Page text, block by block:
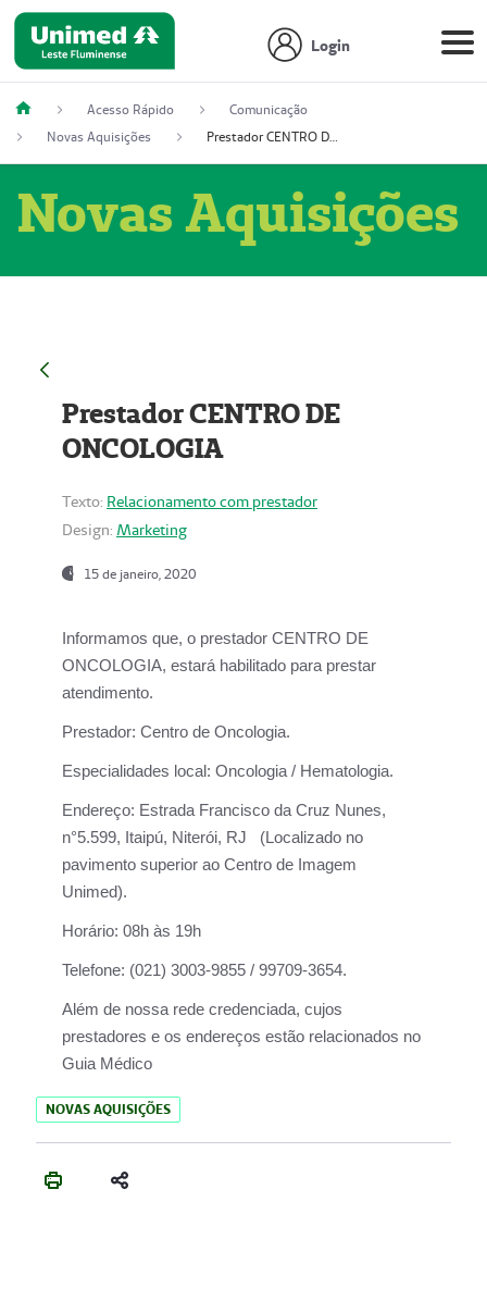
Login
Acesso Rápido
Comunicação
Novas Aquisições
Prestador CENTRO DE ONCOLOGIA
Novas Aquisições
Prestador CENTRO DE
ONCOLOGIA
Texto: Relacionamento com prestador
Design: Marketing
15 de janeiro, 2020
Informamos que, o prestador CENTRO DE
ONCOLOGIA, estará habilitado para prestar
atendimento.
Prestador: Centro de Oncologia.
Especialidades local: Oncologia / Hematologia.
Endereço: Estrada Francisco da Cruz Nunes,
n°5.599, Itaipú, Niterói, RJ (Localizado no
pavimento superior ao Centro de Imagem
Unimed).
Horário: 08h às 19h
Telefone: (021) 3003-9855 / 99709-3654.
Além de nossa rede credenciada, cujos
prestadores e os endereços estão relacionados no
Guia Médico
NOVAS AQUISIÇÕES